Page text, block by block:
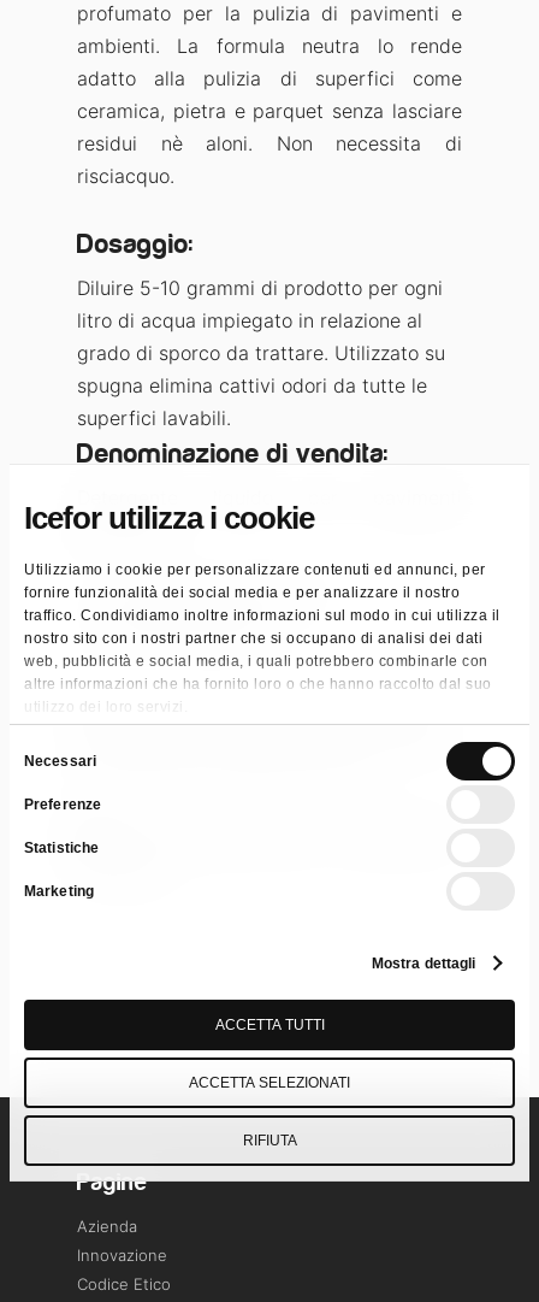
Icefor utilizza i cookie
Utilizziamo i cookie per personalizzare contenuti ed annunci, per
fornire funzionalità dei social media e per analizzare il nostro
traffico. Condividiamo inoltre informazioni sul modo in cui utilizza il
nostro sito con i nostri partner che si occupano di analisi dei dati
web, pubblicità e social media, i quali potrebbero combinarle con
altre informazioni che ha fornito loro o che hanno raccolto dal suo
utilizzo dei loro servizi.
Selezione
consenso
Necessari
Preferenze
Statistiche
Marketing
Mostra dettagli
ACCETTA TUTTI
ACCETTA SELEZIONATI
RIFIUTA
profumato per la pulizia di pavimenti e
ambienti. La formula neutra lo rende
adatto alla pulizia di superfici come
ceramica, pietra e parquet senza lasciare
residui nè aloni. Non necessita di
risciacquo.
Dosaggio:
Diluire 5-10 grammi di prodotto per ogni
litro di acqua impiegato in relazione al
grado di sporco da trattare. Utilizzato su
spugna elimina cattivi odori da tutte le
superfici lavabili.
Denominazione di vendita:
profumato
Delicato sulle superfici
Senza risciacquo
Categorie:Detergenti per la casa,Profumati,
Tag:
Pagine
Azienda
Innovazione
Codice Etico